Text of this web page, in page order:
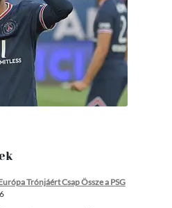
Trónjáért Csap Össze a PSG